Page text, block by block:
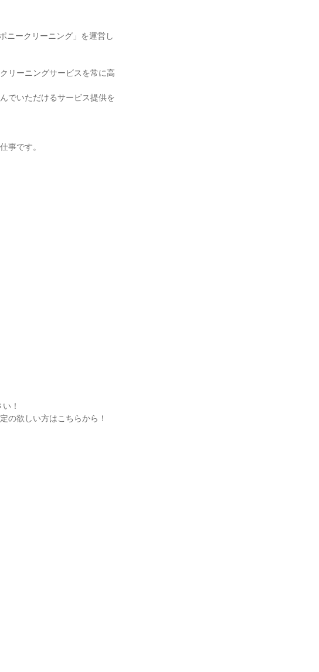
ニークリーニング」を運営し
リーニングサービスを常に高
でいただけるサービス提供を
事です。
！
の欲しい方はこちらから！